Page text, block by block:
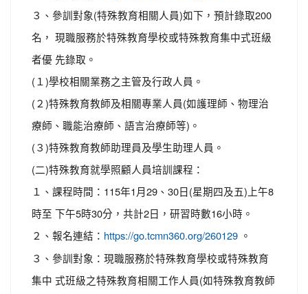
３、參訓對象(特殊教育相關人員)如下，預計錄取200
名， 現職服務於特殊教育學校或特殊教育集中式班級
者優 先錄取。
(１)學校相關業務之主管及行政人員。
(２)特殊教育教師及相關專業人員(如護理師、物理治
療師、職能治療師、語言治療師等)。
(３)特殊教育教師助理員及學生助理人員。
(二)特殊教育就學照顧人員培訓課程：
１、課程時間：115年1月29、30日(星期四及五)上午8
時至 下午5時30分，共計2日，研習時數16小時。
２、報名連結： https://go.tcmn360.org/260129 。
３、參訓對象：現職服務於特殊教育學校或特殊教育
集中 式班級之特殊教育相關工作人員(如特殊教育教師